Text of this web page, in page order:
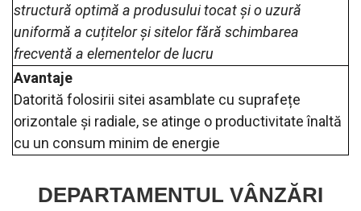
structură optimă a produsului tocat și o uzură
uniformă a cuțitelor și sitelor fără schimbarea
frecventă a elementelor de lucru
Avantaje
Datorită folosirii sitei asamblate cu suprafețe
orizontale și radiale, se atinge o productivitate înaltă
cu un consum minim de energie
DEPARTAMENTUL VÂNZĂRI